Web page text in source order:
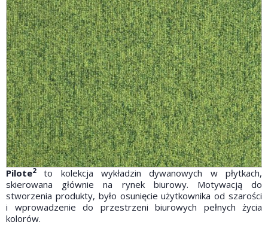
Pilote2to kolekcja wykładzin dywanowych w płytkach,
skierowana głównie na rynek biurowy. Motywacją do
stworzenia produkty, było osunięcie użytkownika od szarości
i wprowadzenie do przestrzeni biurowych pełnych życia
kolorów.